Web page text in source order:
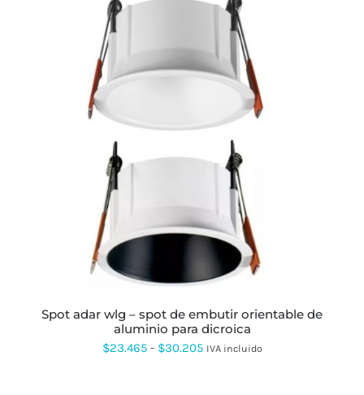
PRODUCTO
MÚLTIPLES
VARIANTES.
LAS
OPCIONES
SE
EN
PÁGINA
DE
PRODUCTO
spot adar wlg – spot de embutir orientable de
aluminio para dicroica
$23.465 - $30.205Rango
IVA incluido